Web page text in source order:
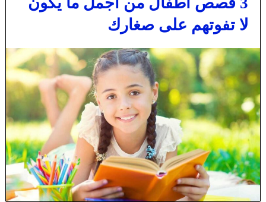
لا تفوتهم على صغارك